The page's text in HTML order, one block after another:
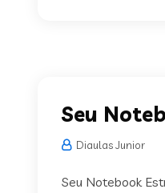
Seu
Diaulas Junior
Seu Notebook